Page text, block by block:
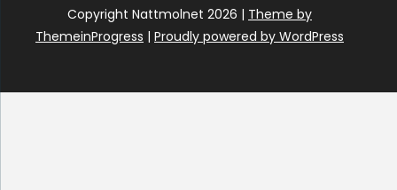
Copyright Nattmolnet 2026 | Theme by
ThemeinProgress | Proudly powered by WordPress